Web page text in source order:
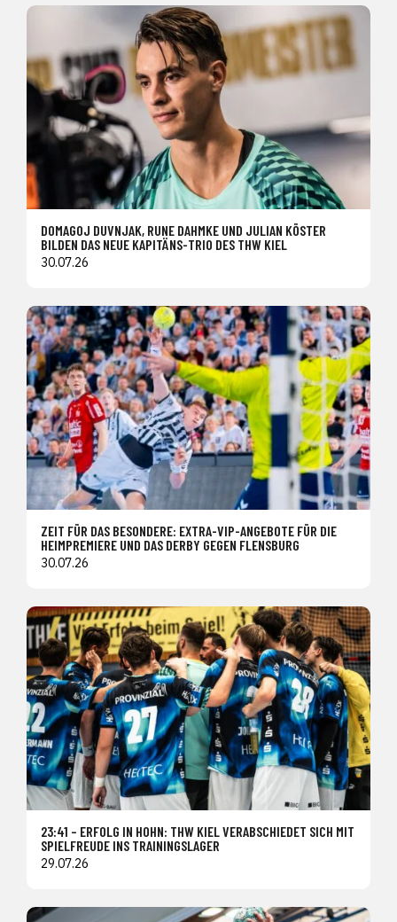
DOMAGOJ DUVNJAK, RUNE DAHMKE UND JULIAN KÖSTER
BILDEN DAS NEUE KAPITÄNS-TRIO DES THW KIEL
30.07.26
ZEIT FÜR DAS BESONDERE: EXTRA-VIP-ANGEBOTE FÜR DIE
HEIMPREMIERE UND DAS DERBY GEGEN FLENSBURG
30.07.26
23:41 – ERFOLG IN HOHN: THW KIEL VERABSCHIEDET SICH MIT
SPIELFREUDE INS TRAININGSLAGER
29.07.26